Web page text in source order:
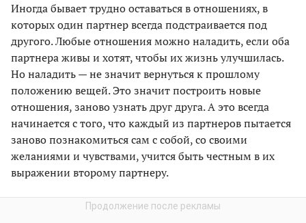
Иногда бывает трудно оставаться в отношениях, в
которых один партнер всегда подстраивается под
другого. Любые отношения можно наладить, если оба
партнера живы и хотят, чтобы их жизнь улучшилась.
Но наладить — не значит вернуться к прошлому
положению вещей. Это значит построить новые
отношения, заново узнать друг друга. А это всегда
начинается с того, что каждый из партнеров пытается
заново познакомиться сам с собой, со своими
желаниями и чувствами, учится быть честным в их
выражении второму партнеру.